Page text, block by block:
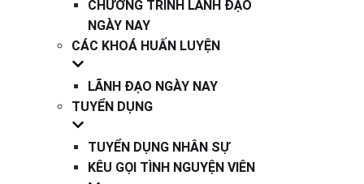
CHƯƠNG TRÌNH LÃNH ĐẠO
NGÀY NAY
CÁC KHOÁ HUẤN LUYỆN
LÃNH ĐẠO NGÀY NAY
TUYỂN DỤNG
TUYỂN DỤNG NHÂN SỰ
KÊU GỌI TÌNH NGUYỆN VIÊN